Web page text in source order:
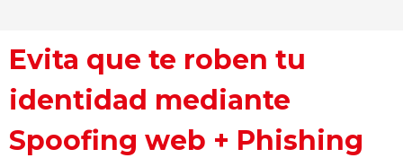
Evita que te roben tu
identidad mediante
Spoofing web + Phishing